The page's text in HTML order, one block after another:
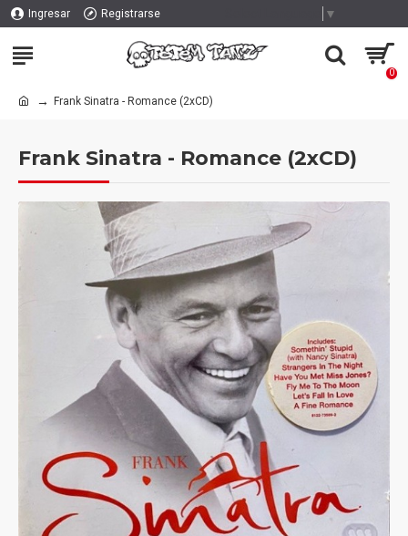
Ingresar Registrarse ▼
0
Frank Sinatra - Romance (2xCD)
Frank Sinatra - Romance (2xCD)